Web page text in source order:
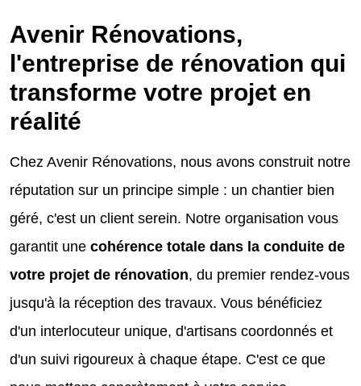
Avenir Rénovations,
l'entreprise de rénovation qui
transforme votre projet en
réalité
Chez Avenir Rénovations, nous avons construit notre
réputation sur un principe simple : un chantier bien
géré, c'est un client serein. Notre organisation vous
garantit une cohérence totale dans la conduite de
votre projet de rénovation, du premier rendez-vous
jusqu'à la réception des travaux. Vous bénéficiez
d'un interlocuteur unique, d'artisans coordonnés et
d'un suivi rigoureux à chaque étape. C'est ce que